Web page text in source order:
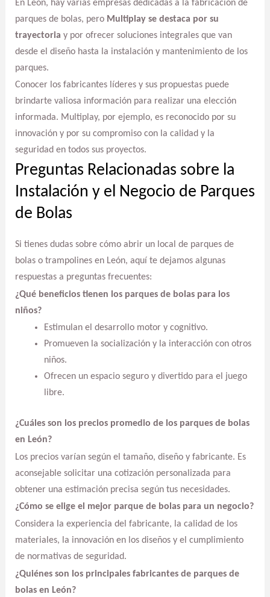
En León, hay varias empresas dedicadas a la fabricación de
parques de bolas, pero Multiplay se destaca por su
trayectoria y por ofrecer soluciones integrales que van
desde el diseño hasta la instalación y mantenimiento de los
parques.
Conocer los fabricantes líderes y sus propuestas puede
brindarte valiosa información para realizar una elección
informada. Multiplay, por ejemplo, es reconocido por su
innovación y por su compromiso con la calidad y la
seguridad en todos sus proyectos.
Preguntas Relacionadas sobre la
Instalación y el Negocio de Parques
de Bolas
Si tienes dudas sobre cómo abrir un local de parques de
bolas o trampolines en León, aquí te dejamos algunas
respuestas a preguntas frecuentes:
¿Qué beneficios tienen los parques de bolas para los
niños?
Estimulan el desarrollo motor y cognitivo.
Promueven la socialización y la interacción con otros
niños.
Ofrecen un espacio seguro y divertido para el juego
libre.
¿Cuáles son los precios promedio de los parques de bolas
en León?
Los precios varían según el tamaño, diseño y fabricante. Es
aconsejable solicitar una cotización personalizada para
obtener una estimación precisa según tus necesidades.
¿Cómo se elige el mejor parque de bolas para un negocio?
Considera la experiencia del fabricante, la calidad de los
materiales, la innovación en los diseños y el cumplimiento
de normativas de seguridad.
¿Quiénes son los principales fabricantes de parques de
bolas en León?